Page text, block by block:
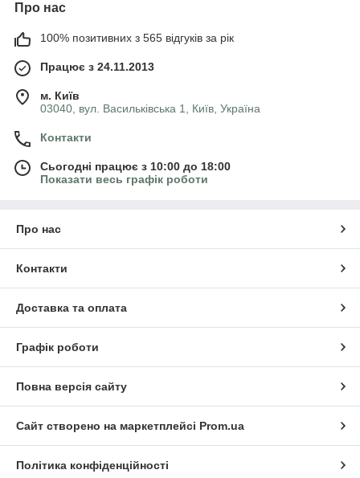
Про нас
100% позитивних з 565 відгуків за рік
Працює з 24.11.2013
м. Київ
03040, вул. Васильківська 1, Київ, Україна
Контакти
Сьогодні працює з 10:00 до 18:00
Показати весь графік роботи
Про нас
Контакти
Доставка та оплата
Графік роботи
Повна версія сайту
Сайт створено на маркетплейсі Prom.ua
Політика конфіденційності